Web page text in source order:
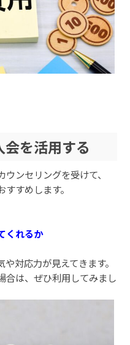
を活用する
ンセリングを受けて、
すめします。
くれるか
対応力が見えてきます。
合は、ぜひ利用してみまし